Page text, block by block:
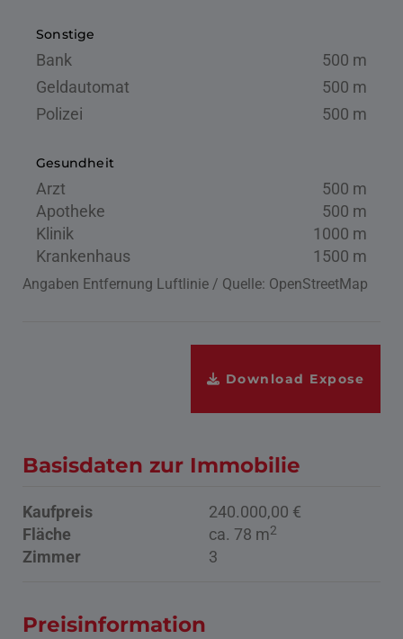
Sonstige
Bank
500 m
Geldautomat
500 m
Polizei
500 m
Gesundheit
Arzt
500 m
Apotheke
500 m
Klinik
1000 m
Krankenhaus
1500 m
Angaben Entfernung Luftlinie / Quelle: OpenStreetMap
Download Expose
Basisdaten zur Immobilie
Kaufpreis
240.000,00 €
Fläche
ca. 78 m2
Zimmer 3
Preisinformation